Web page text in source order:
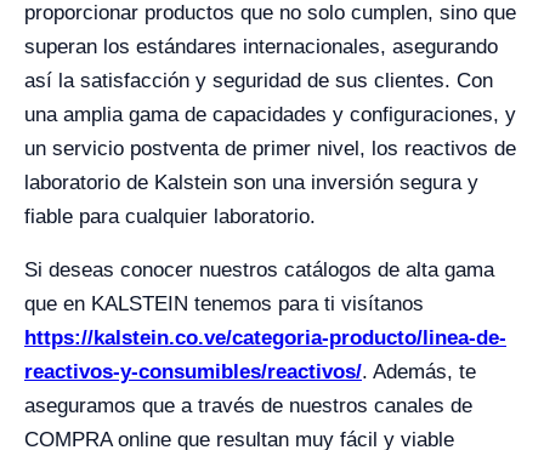
proporcionar productos que no solo cumplen, sino que
superan los estándares internacionales, asegurando
así la satisfacción y seguridad de sus clientes. Con
una amplia gama de capacidades y configuraciones, y
un servicio postventa de primer nivel, los reactivos de
laboratorio de Kalstein son una inversión segura y
fiable para cualquier laboratorio.
Si deseas conocer nuestros catálogos de alta gama
que en KALSTEIN tenemos para ti visítanos
https://kalstein.co.ve/categoria-producto/linea-de-
reactivos-y-consumibles/reactivos/. Además, te
aseguramos que a través de nuestros canales de
COMPRA online que resultan muy fácil y viable